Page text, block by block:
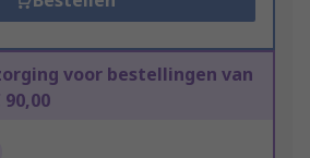
voor bestellingen van